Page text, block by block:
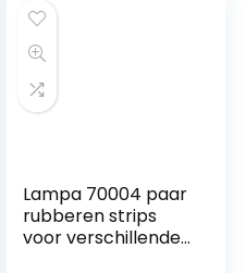
Lampa 70004 paar
rubberen strips
voor verschillende